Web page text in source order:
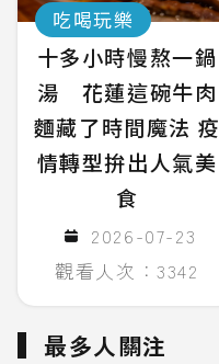
吃喝玩樂
十多小時慢熬一鍋
湯 花蓮這碗牛肉
麵藏了時間魔法 疫
情轉型拚出人氣美
食
2026-07-23
觀看人次：3342
最多人關注